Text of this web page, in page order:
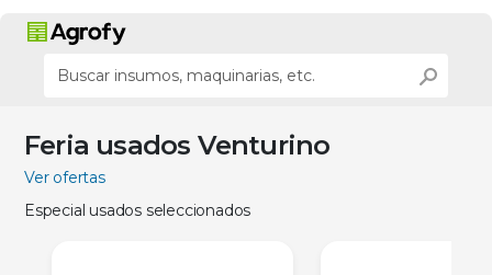
Feria usados Venturino
Ver ofertas
Especial usados seleccionados